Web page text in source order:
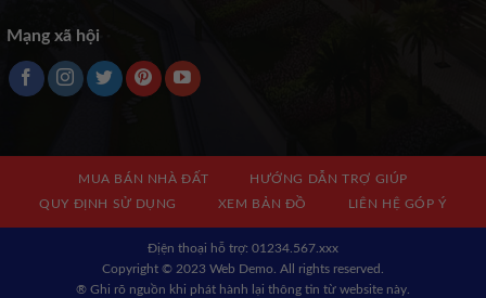
Mạng xã hội
MUA BÁN NHÀ ĐẤT
HƯỚNG DẪN TRỢ GIÚP
QUY ĐỊNH SỬ DỤNG
XEM BẢN ĐỒ LIÊN HỆ GÓP Ý
Địện thoại hỗ trợ: 01234.567.xxx
Copyright © 2023 Web Demo. All rights reserved.
® Ghi rõ nguồn khi phát hành lại thông tin từ website này.